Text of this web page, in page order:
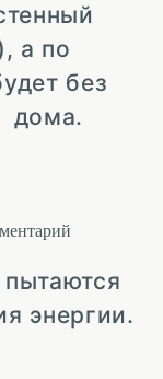
а по
без
дома.
энергии.